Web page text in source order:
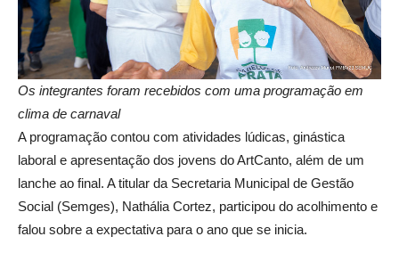
Os integrantes foram recebidos com uma programação em
clima de carnaval
A programação contou com atividades lúdicas, ginástica
laboral e apresentação dos jovens do ArtCanto, além de um
lanche ao final. A titular da Secretaria Municipal de Gestão
Social (Semges), Nathália Cortez, participou do acolhimento e
falou sobre a expectativa para o ano que se inicia.